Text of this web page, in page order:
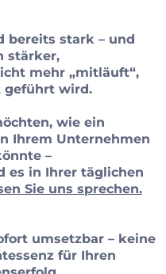
bereits stark – und
stärker,
mehr „mitläuft“,
geführt wird.
wie ein
Ihrem Unternehmen
–
es in Ihrer täglichen
Sie uns sprechen.
umsetzbar – keine
für Ihren